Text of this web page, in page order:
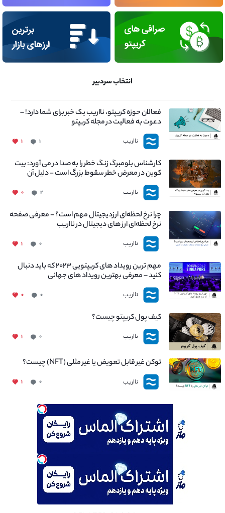
انتخاب سردبیر
فعالان حوزه کریپتو، نااریب یک خبر برای شما دارد! –
دعوت به فعالیت در مجله کریپتو
نااریب ۱ ۱
کارشناس بلومبرگ زنگ خطر را به صدا در می آورد: بیت
کوین در معرض خطر سقوط بزرگ است - دلیل آن
چیست؟
نااریب ۲ ۰
چرا نرخ لحظه‌ای ارزدیجیتال مهم است؟ - معرفی صفحه
نرخ لحظه‌ای ارز های دیجیتال در نااریب
نااریب ۰ ۱
مهم ترین رویداد های کریپتویی ۲۰۲۳ که باید دنبال
کنید – معرفی بهترین رویداد های جهانی
نااریب ۰ ۰
کیف پول کریپتو چیست؟
نااریب ۰ ۱
توکن غیر قابل تعویض یا غیر مثلی (NFT) چیست؟
نااریب ۰ ۱